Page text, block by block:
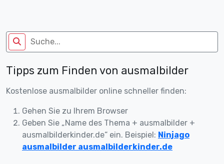
Tipps zum Finden von ausmalbilder
Kostenlose ausmalbilder online schneller finden:
Gehen Sie zu Ihrem Browser
Geben Sie „Name des Thema + ausmalbilder +
ausmalbilderkinder.de“ ein. Beispiel: Ninjago
ausmalbilder ausmalbilderkinder.de